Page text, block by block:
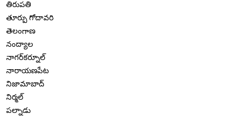
తిరుపతి
తూర్పు గోదావరి
తెలంగాణ
నంద్యాల
నాగర్‌కర్నూల్
నారాయణపేట
నిజామాబాద్
నిర్మల్
పల్నాడు